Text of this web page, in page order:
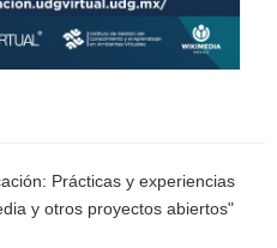
Prácticas y experiencias
y otros proyectos abiertos"